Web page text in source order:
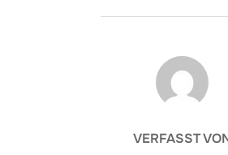
BEITRAGSAUTOR
VERFASST